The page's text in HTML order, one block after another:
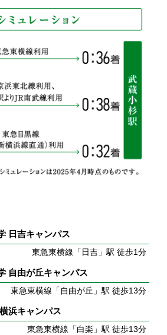
日吉キャンパス
東急東横線「日吉」駅 徒歩1分
自由が丘キャンパス
東急東横線「自由が丘」駅 徒歩13分
浜キャンパス
東急東横線「白楽」駅 徒歩13分